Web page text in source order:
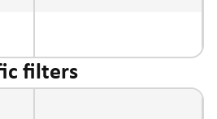
filters